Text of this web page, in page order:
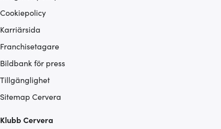
Cookiepolicy
Karriärsida
Franchisetagare
Bildbank för press
Tillgänglighet
Sitemap Cervera
Klubb Cervera